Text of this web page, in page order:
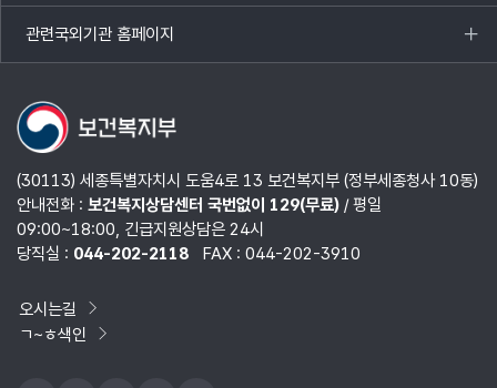
열기
관련국외기관 홈페이지
목록
열기
(30113) 세종특별자치시 도움4로 13 보건복지부 (정부세종청사 10동)
안내전화 : 보건복지상담센터 국번없이 129(무료)/ 평일
09:00~18:00, 긴급지원상담은 24시
당직실 : 044-202-2118 FAX : 044-202-3910
오시는길
ㄱ~ㅎ색인